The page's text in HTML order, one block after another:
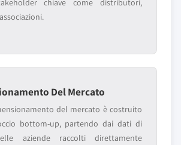
chiave come distributori,
Del Mercato
del mercato è costruito
bottom-up, partendo dai dati di
aziende raccolti direttamente